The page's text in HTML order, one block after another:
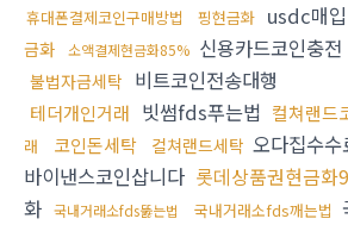
휴대폰결제코인구매방법 핑현금화 usdc매입
금화
소액결제현금화85% 신용카드코인충전
불법자금세탁 비트코인전송대행
테더개인거래 빗썸fds푸는법 컬쳐랜드
래
코인돈세탁 컬쳐랜드세탁 오다집수수
바이낸스코인삽니다 롯데상품권현금화
화 국내거래소fds뚫는법 국내거래소fds깨는법